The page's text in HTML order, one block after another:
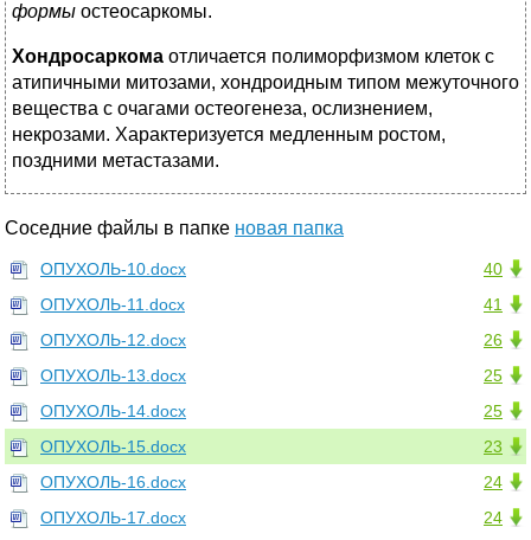
формы остеосаркомы.
Хондросаркома отличается полиморфизмом клеток с
атипичными митозами, хондроидным типом межуточного
вещества с очагами остеогенеза, ослизнением,
некрозами. Характеризуется медленным ростом,
поздними метастазами.
Соседние файлы в папке новая папка
40
ОПУХОЛЬ-10.docx
41
ОПУХОЛЬ-11.docx
26
ОПУХОЛЬ-12.docx
25
ОПУХОЛЬ-13.docx
25
ОПУХОЛЬ-14.docx
23
ОПУХОЛЬ-15.docx
24
ОПУХОЛЬ-16.docx
24
ОПУХОЛЬ-17.docx